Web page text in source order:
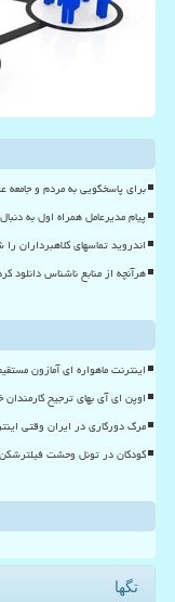
برای پاسخگویی به مردم و جامعه
پیام مدیرعامل همراه اول به
اندروید تماسهای کلاهبرداران
هرآنچه از منابع ناشناس دانلود
اینترنت ماهواره ای آمازون
اوپن ای آی بهای ترجیح
مرگ دورکاری در ایران وقتی
کودکان در تونل وحشت
تگها